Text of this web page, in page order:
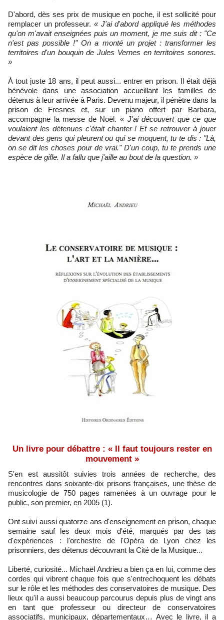
D'abord, dès ses prix de musique en poche, il est sollicité pour
remplacer un professeur. « J'ai d'abord appliqué les méthodes
qu'on m'avait enseignées puis un moment, je me suis dit : "Ce
n'est pas possible !" On a monté un projet : transformer les
territoires d'un bouquin de Jules Vernes en territoires sonores.
»
À tout juste 18 ans, il peut aussi... entrer en prison. Il était déjà
bénévole dans une association accueillant les familles de
détenus à leur arrivée à Paris. Devenu majeur, il pénètre dans la
prison de Fresnes et, sur un piano offert par Barbara,
accompagne la messe de Noël. « J'ai découvert que ce que
voulaient les détenues c'était chanter ! Et se retrouver à jouer
devant des gens qui pleurent ou qui se moquent, tu te dis : "Là,
on se dit les choses pour de vrai." D'un coup, tu te prends une
espèce de gifle. Il a fallu que j'aille au bout de la question. »
Un livre pour débattre : « Il faut toujours rester en
mouvement »
S'en est aussitôt suivies trois années de recherche, des
rencontres dans soixante-dix prisons françaises, une thèse de
musicologie de 750 pages ramenées à un ouvrage pour le
public, son premier, en 2005 (1).
Ont suivi aussi quatorze ans d'enseignement en prison, chaque
semaine sauf les deux mois d'été, marqués par des tas
d'expériences : l'orchestre de l'Opéra de Lyon chez les
prisonniers, des détenus découvrant la Cité de la Musique...
Liberté, curiosité... Michaël Andrieu a bien ça en lui, comme des
cordes qui vibrent chaque fois que s'entrechoquent les débats
sur le rôle et les méthodes des conservatoires de musique. Des
lieux qu'il a aussi beaucoup parcourus depuis plus de vingt ans
en tant que professeur ou directeur de conservatoires
associatifs, municipaux, départementaux… Avec le livre, il a